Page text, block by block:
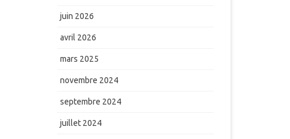
juin 2026
avril 2026
mars 2025
novembre 2024
septembre 2024
juillet 2024